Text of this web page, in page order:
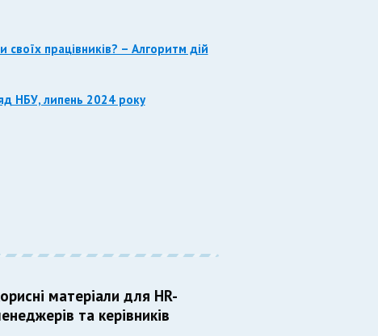
працівників? – Алгоритм дій
НБУ, липень 2024 року
матеріали для HR-
та керівників